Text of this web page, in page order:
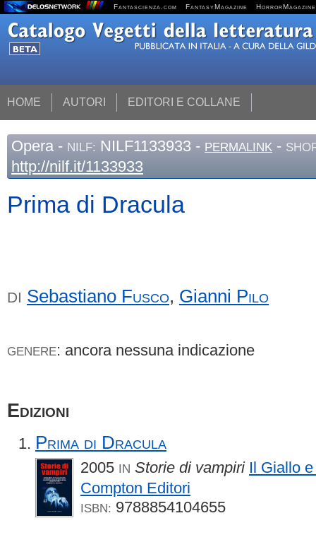
Fantascienza.com FantasyMagazine HorrorMagazine
HOME AUTORI EDITORI E COLLANE
Opera - NILF: NILF1133933 - PERMALINK -
http://nilf.it/1133933
Prima di Dracula
DI Sebastiano Fusco, Gianni Pilo
GENERE: ancora nessuna indicazione
Edizioni
Prima di Dracula
2005 IN Storie di vampiri Il Giallo
Compton Editori
ISBN: 9788854104655